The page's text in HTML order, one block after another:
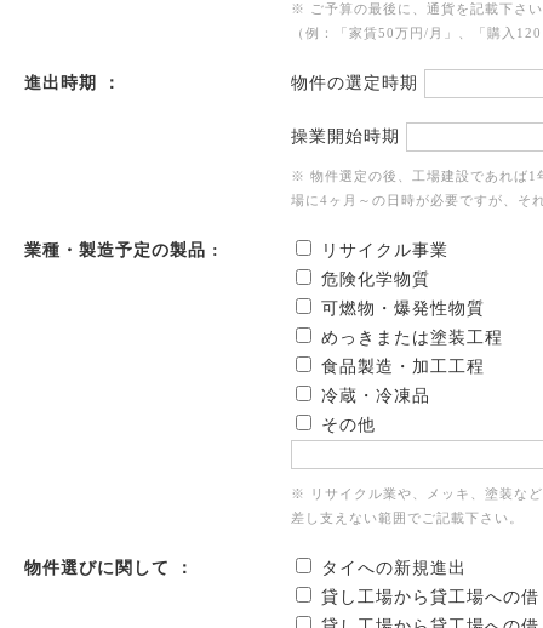
※ ご予算の最後に、通貨を記載下さ
（例：「家賃50万円/月」、「購入
進出時期 ： 物件の選定時期
操業開始時期
※ 物件選定の後、工場建設であれば1
場に4ヶ月～の日時が必要ですが、そ
業種・製造予定の製品 :
リサイクル事業
危険化学物質
可燃物・爆発性物質
めっきまたは塗装工程
食品製造・加工工程
冷蔵・冷凍品
その他
※ リサイクル業や、メッキ、塗装な
差し支えない範囲でご記載下さい。
物件選びに関して ：
タイへの新規進出
貸し工場から貸工場への